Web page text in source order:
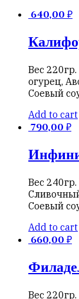
640,00 ₽
Вес
огурец,
Соевый
Add to cart
790,00 ₽
Вес
Соевый
Add to cart
660,00 ₽
Вес